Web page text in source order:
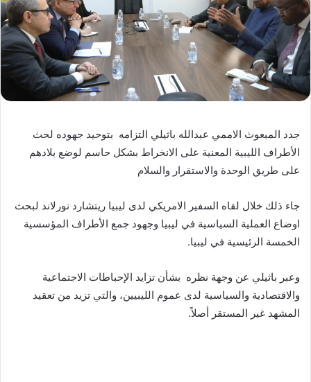
جدد المبعوث الاممي عبدالله باثيلي التزامه بتوحيد جهوده لحث
الأطراف الليبية المعنية على الانخراط بشكل حاسم لوضع بلادهم
على طريق الوحدة والاستقرار والسلام
جاء ذلك خلال لقاه السفير الامريكي لدى ليبيا ريتشارد نورلاند لبحث
اوضاع العملية السياسية في ليبيا وجهود جمع الأطراف المؤسسية
الخمسة الرئيسية في ليبيا.
وعبر باثيلي عن وجهة نظره بشأن تزايد الإحباطات الاجتماعية
والاقتصادية والسياسية لدى عموم الليبيين، والتي تزيد من تعقيد
المشهد غير المستقر أصلاً.